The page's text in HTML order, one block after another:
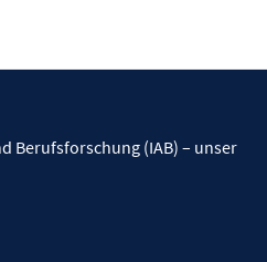
Berufsforschung (IAB) – unser